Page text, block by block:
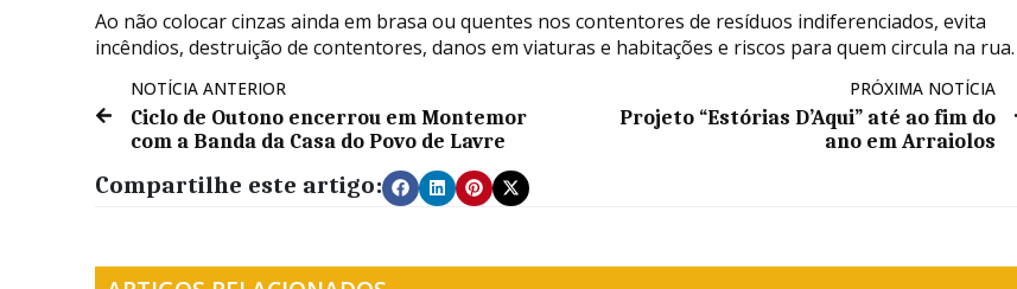
Ao não colocar cinzas ainda em brasa ou quentes nos contentores de resíduos indiferenciados, evita
incêndios, destruição de contentores, danos em viaturas e habitações e riscos para quem circula na rua.
NOTÍCIA ANTERIOR
Ciclo de Outono encerrou em Montemor
com a Banda da Casa do Povo de Lavre
PRÓXIMA NOTÍCIA
Projeto “Estórias D’Aqui” até ao fim do
ano em Arraiolos
Compartilhe este artigo: